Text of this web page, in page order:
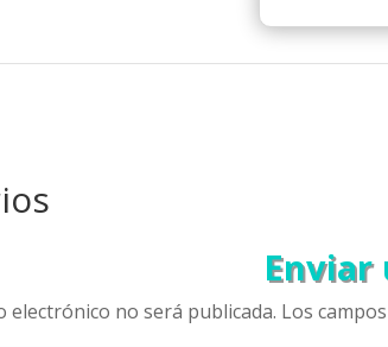
Enviar
electrónico no será publicada. Los